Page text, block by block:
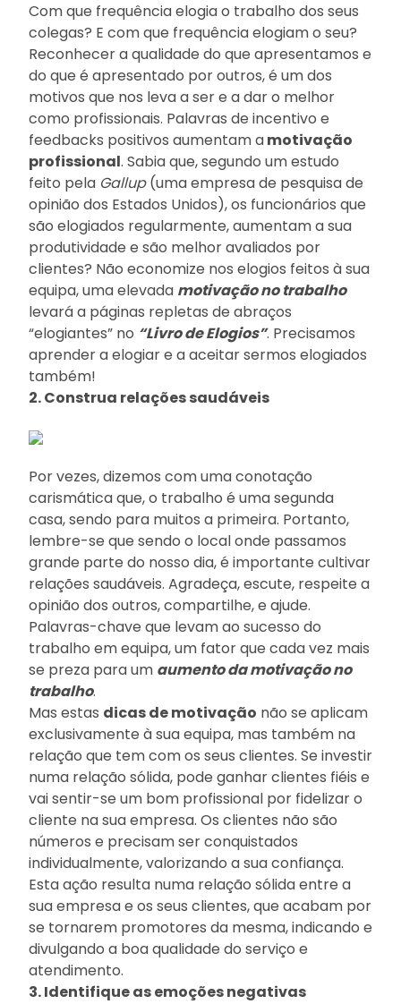
Com que frequência elogia o trabalho dos seus
colegas? E com que frequência elogiam o seu?
Reconhecer a qualidade do que apresentamos e
do que é apresentado por outros, é um dos
motivos que nos leva a ser e a dar o melhor
como profissionais. Palavras de incentivo e
feedbacks positivos aumentam amotivação
profissional. Sabia que, segundo um estudo
feito pela Gallup(uma empresa de pesquisa de
opinião dos Estados Unidos), os funcionários que
são elogiados regularmente, aumentam a sua
produtividade e são melhor avaliados por
clientes? Não economize nos elogios feitos à sua
equipa, uma elevada motivação no trabalho
levará a páginas repletas de abraços
“elogiantes” no “Livro de Elogios”. Precisamos
aprender a elogiar e a aceitar sermos elogiados
também!
2. Construa relações saudáveis
Por vezes, dizemos com uma conotação
carismática que, o trabalho é uma segunda
casa, sendo para muitos a primeira. Portanto,
lembre-se que sendo o local onde passamos
grande parte do nosso dia, é importante cultivar
relações saudáveis. Agradeça, escute, respeite a
opinião dos outros, compartilhe, e ajude.
Palavras-chave que levam ao sucesso do
trabalho em equipa, um fator que cada vez mais
se preza para um aumento da motivação no
trabalho.
Mas estas dicas de motivação não se aplicam
exclusivamente à sua equipa, mas também na
relação que tem com os seus clientes. Se investir
numa relação sólida, pode ganhar clientes fiéis e
vai sentir-se um bom profissional por fidelizar o
cliente na sua empresa. Os clientes não são
números e precisam ser conquistados
individualmente, valorizando a sua confiança.
Esta ação resulta numa relação sólida entre a
sua empresa e os seus clientes, que acabam por
se tornarem promotores da mesma, indicando e
divulgando a boa qualidade do serviço e
atendimento.
3. Identifique as emoções negativas